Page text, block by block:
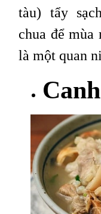
tàu) tẩy
chua để mùa
là một quan